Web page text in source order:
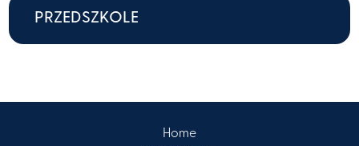
PRZEDSZKOLE
Home